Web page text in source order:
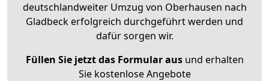
deutschlandweiter Umzug von Oberhausen nach
Gladbeck erfolgreich durchgeführt werden und
dafür sorgen wir.
Füllen Sie jetzt das Formular ausund erhalten
Sie kostenlose Angebote